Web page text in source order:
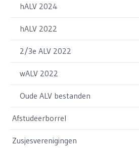
hALV 2024
hALV 2022
2/3e ALV 2022
wALV 2022
Oude ALV bestanden
Afstudeerborrel
Zusjesverenigingen